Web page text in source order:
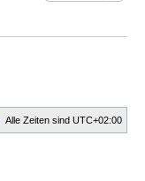
Alle Zeiten sind UTC+02:00